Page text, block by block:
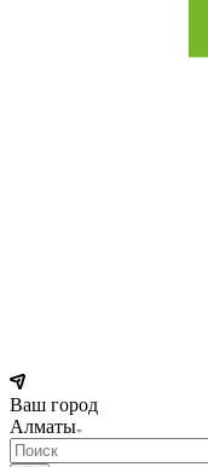
Ваш город
Алматы